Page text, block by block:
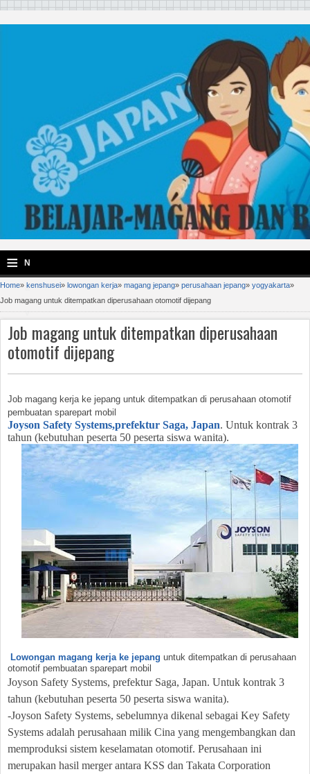
≡ N
a
v
i
ti
o
Home» kenshusei» lowongan kerja» magang jepang» perusahaan jepang» yogyakarta»
Job magang untuk ditempatkan diperusahaan otomotif dijepang
Job magang untuk ditempatkan diperusahaan
otomotif dijepang
Job magang kerja ke jepang untuk ditempatkan di perusahaan otomotif
pembuatan sparepart mobil
Joyson Safety Systems,prefektur Saga, Japan. Untuk kontrak 3
tahun (kebutuhan peserta 50 peserta siswa wanita).
Lowongan magang kerja ke jepang untuk ditempatkan di perusahaan
otomotif pembuatan sparepart mobil
Joyson Safety Systems, prefektur Saga, Japan. Untuk kontrak 3
tahun (kebutuhan peserta 50 peserta siswa wanita).
-Joyson Safety Systems, sebelumnya dikenal sebagai Key Safety
Systems adalah perusahaan milik Cina yang mengembangkan dan
memproduksi sistem keselamatan otomotif. Perusahaan ini
merupakan hasil merger antara KSS dan Takata Corporation